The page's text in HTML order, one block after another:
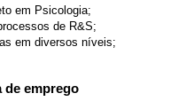
em Psicologia;
de R&S;
em diversos níveis;
de emprego